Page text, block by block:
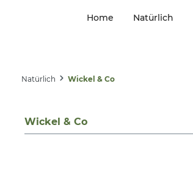
Home Natürlich
Natürlich Wickel & Co
Wickel & Co